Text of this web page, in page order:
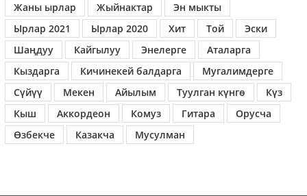
Жаны ырлар
Жыйнактар
Эн мыкты
Ырлар 2021
Ырлар 2020 Хит Той
Эски
Шаңдуу
Кайгылуу Энелерге
Аталарга
Кыздарга
Кичинекей балдарга
Мугалимдерге
Сүйүү
Мекен Айылым Туулган күнгө
Күз
Кыш
Аккордеон Комуз Гитара
Орусча
Өзбекче
Казакча Мусулман